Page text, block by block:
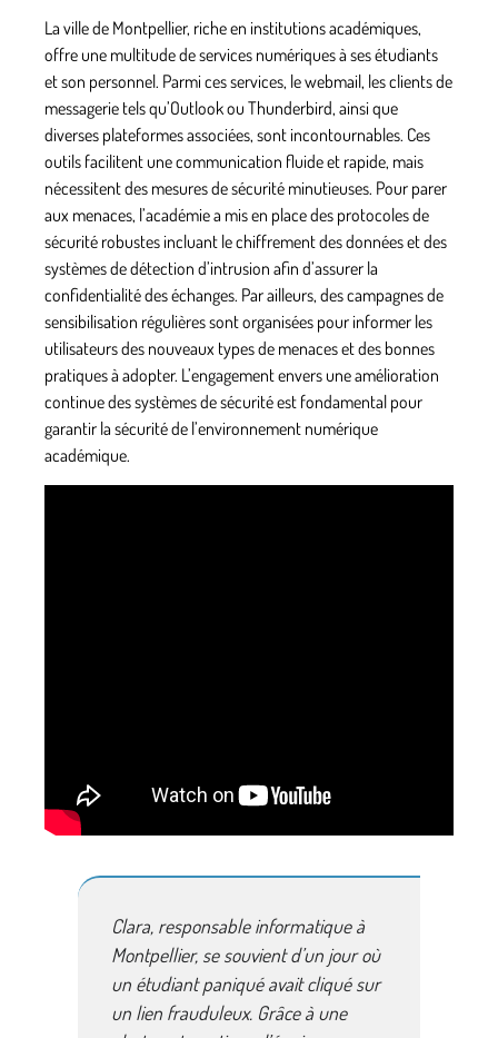
La ville de Montpellier, riche en institutions académiques,
offre une multitude de services numériques à ses étudiants
et son personnel. Parmi ces services, le webmail, les clients de
messagerie tels qu’Outlook ou Thunderbird, ainsi que
diverses plateformes associées, sont incontournables. Ces
outils facilitent une communication fluide et rapide, mais
nécessitent des mesures de sécurité minutieuses. Pour parer
aux menaces, l’académie a mis en place des protocoles de
sécurité robustes incluant le chiffrement des données et des
systèmes de détection d’intrusion afin d’assurer la
confidentialité des échanges. Par ailleurs, des campagnes de
sensibilisation régulières sont organisées pour informer les
utilisateurs des nouveaux types de menaces et des bonnes
pratiques à adopter. L’engagement envers une amélioration
continue des systèmes de sécurité est fondamental pour
garantir la sécurité de l’environnement numérique
académique.
Clara, responsable informatique à
Montpellier, se souvient d’un jour où
un étudiant paniqué avait cliqué sur
un lien frauduleux. Grâce à une